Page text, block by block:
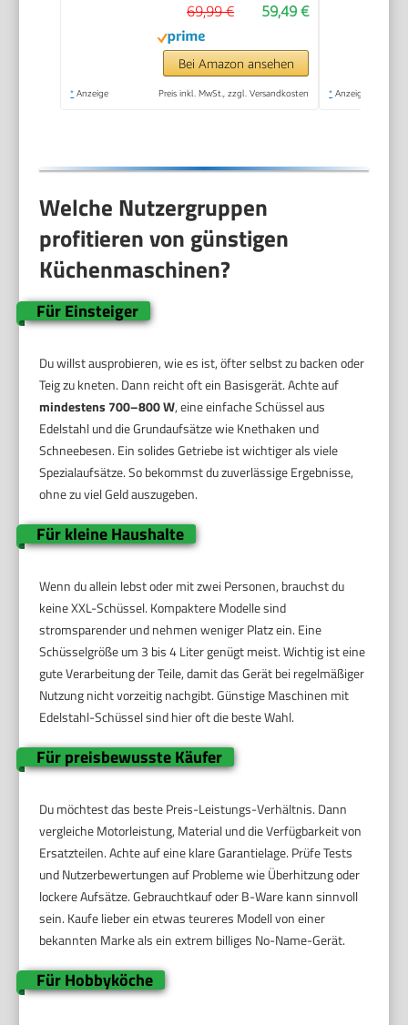
Leichte Teigmaschine
mit Knethaken,
Rührhaken &
Schneebesen, ideal
59,49 €
69,99 €
Bei Amazon ansehen
* Anzeige Preis inkl. MwSt., zzgl. Versandkosten * Anzeige
Welche Nutzergruppen
profitieren von günstigen
Küchenmaschinen?
Für Einsteiger
Du willst ausprobieren, wie es ist, öfter selbst zu backen oder
Teig zu kneten. Dann reicht oft ein Basisgerät. Achte auf
mindestens 700–800 W, eine einfache Schüssel aus
Edelstahl und die Grundaufsätze wie Knethaken und
Schneebesen. Ein solides Getriebe ist wichtiger als viele
Spezialaufsätze. So bekommst du zuverlässige Ergebnisse,
ohne zu viel Geld auszugeben.
Für kleine Haushalte
Wenn du allein lebst oder mit zwei Personen, brauchst du
keine XXL-Schüssel. Kompaktere Modelle sind
stromsparender und nehmen weniger Platz ein. Eine
Schüsselgröße um 3 bis 4 Liter genügt meist. Wichtig ist eine
gute Verarbeitung der Teile, damit das Gerät bei regelmäßiger
Nutzung nicht vorzeitig nachgibt. Günstige Maschinen mit
Edelstahl-Schüssel sind hier oft die beste Wahl.
Für preisbewusste Käufer
Du möchtest das beste Preis-Leistungs-Verhältnis. Dann
vergleiche Motorleistung, Material und die Verfügbarkeit von
Ersatzteilen. Achte auf eine klare Garantielage. Prüfe Tests
und Nutzerbewertungen auf Probleme wie Überhitzung oder
lockere Aufsätze. Gebrauchtkauf oder B-Ware kann sinnvoll
sein. Kaufe lieber ein etwas teureres Modell von einer
bekannten Marke als ein extrem billiges No-Name-Gerät.
Für Hobbyköche